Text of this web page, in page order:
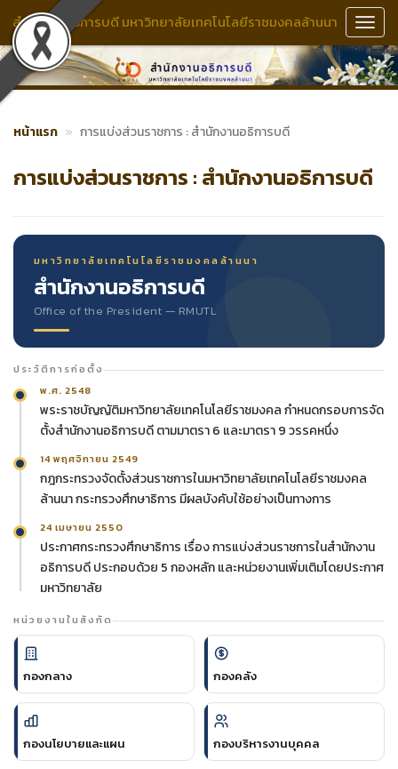
สำนักงานอธิการบดี มหาวิทยาลัยเทคโนโลยีราชมงคลล้านนา
หน้าแรก การแบ่งส่วนราชการ : สำนักงานอธิการบดี
การแบ่งส่วนราชการ : สำนักงานอธิการบดี
มหาวิทยาลัยเทคโนโลยีราชมงคลล้านนา
สำนักงานอธิการบดี
Office of the President — RMUTL
ประวัติการก่อตั้ง
พ.ศ. 2548
พระราชบัญญัติมหาวิทยาลัยเทคโนโลยีราชมงคล กำหนดกรอบการจัด
ตั้งสำนักงานอธิการบดี ตามมาตรา 6 และมาตรา 9 วรรคหนึ่ง
14 พฤศจิกายน 2549
กฎกระทรวงจัดตั้งส่วนราชการในมหาวิทยาลัยเทคโนโลยีราชมงคล
ล้านนา กระทรวงศึกษาธิการ มีผลบังคับใช้อย่างเป็นทางการ
24 เมษายน 2550
ประกาศกระทรวงศึกษาธิการ เรื่อง การแบ่งส่วนราชการในสำนักงาน
อธิการบดี ประกอบด้วย 5 กองหลัก และหน่วยงานเพิ่มเติมโดยประกาศ
มหาวิทยาลัย
หน่วยงานในสังกัด
กองกลาง กองคลัง
กองนโยบายและแผน กองบริหารงานบุคคล